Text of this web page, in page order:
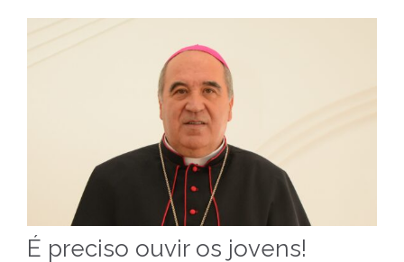
É preciso ouvir os jovens!